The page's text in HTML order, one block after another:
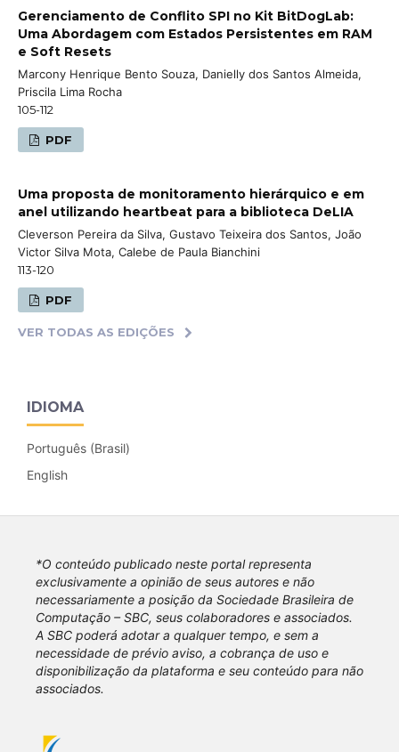
Gerenciamento de Conflito SPI no Kit BitDogLab:
Uma Abordagem com Estados Persistentes em RAM
e Soft Resets
Marcony Henrique Bento Souza, Danielly dos Santos Almeida,
Priscila Lima Rocha
105-112
PDF
Uma proposta de monitoramento hierárquico e em
anel utilizando heartbeat para a biblioteca DeLIA
Cleverson Pereira da Silva, Gustavo Teixeira dos Santos, João
Victor Silva Mota, Calebe de Paula Bianchini
113-120
PDF
VER TODAS AS EDIÇÕES
IDIOMA
Português (Brasil)
English
*O conteúdo publicado neste portal representa
exclusivamente a opinião de seus autores e não
necessariamente a posição da Sociedade Brasileira de
Computação – SBC, seus colaboradores e associados.
A SBC poderá adotar a qualquer tempo, e sem a
necessidade de prévio aviso, a cobrança de uso e
disponibilização da plataforma e seu conteúdo para não
associados.